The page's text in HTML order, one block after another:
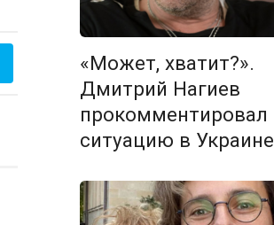
«Может, хватит?».
Дмитрий Нагиев
прокомментировал
ситуацию в Украине